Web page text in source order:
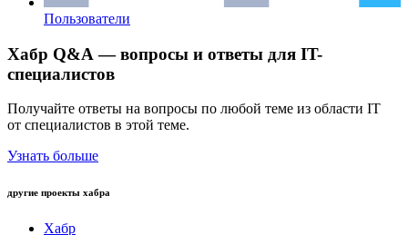
Пользователи
Хабр Q&A — вопросы и ответы для IT-
специалистов
Получайте ответы на вопросы по любой теме из области IT
от специалистов в этой теме.
Узнать больше
другие проекты хабра
Хабр